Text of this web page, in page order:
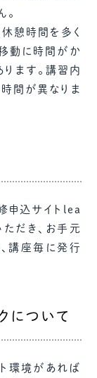
憩時間を多く
移動に時間がか
ます。講習内
間が異なりま
申込サイトlea
だき、お手元
講座毎に発行
について
ト環境があれば